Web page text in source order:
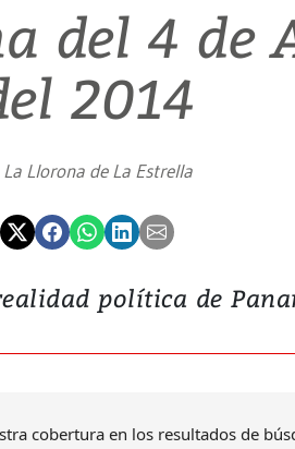
del 4 de
2014
La Llorona de La Estrella
política de
cobertura en los resultados de